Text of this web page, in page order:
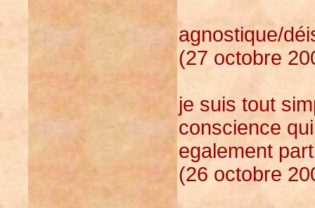
agnostique/
(27 octobre
je suis tout
conscience
egalement
(26 octobre